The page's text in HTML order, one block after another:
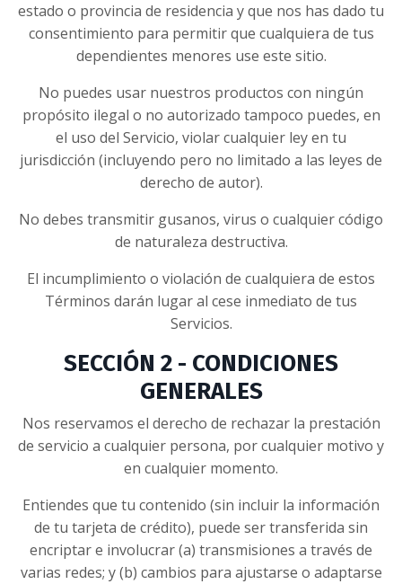
estado o provincia de residencia y que nos has dado tu
consentimiento para permitir que cualquiera de tus
dependientes menores use este sitio.
No puedes usar nuestros productos con ningún
propósito ilegal o no autorizado tampoco puedes, en
el uso del Servicio, violar cualquier ley en tu
jurisdicción (incluyendo pero no limitado a las leyes de
derecho de autor).
No debes transmitir gusanos, virus o cualquier código
de naturaleza destructiva.
El incumplimiento o violación de cualquiera de estos
Términos darán lugar al cese inmediato de tus
Servicios.
SECCIÓN 2 - CONDICIONES
GENERALES
Nos reservamos el derecho de rechazar la prestación
de servicio a cualquier persona, por cualquier motivo y
en cualquier momento.
Entiendes que tu contenido (sin incluir la información
de tu tarjeta de crédito), puede ser transferida sin
encriptar e involucrar (a) transmisiones a través de
varias redes; y (b) cambios para ajustarse o adaptarse